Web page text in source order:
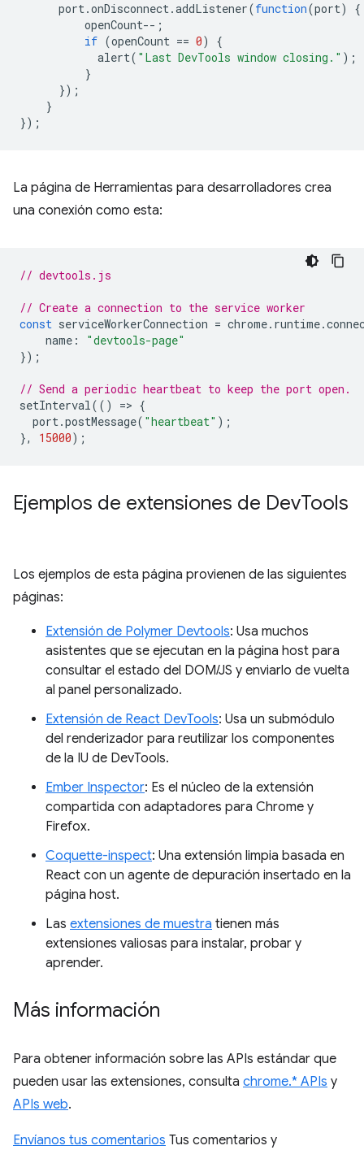
port.onDisconnect.addListener(function(port)
{
openCount-- ;
if (openCount == 0)
{
alert( "Last DevTools window closing." );
}
});
}
});
La página de Herramientas para desarrolladores crea
una conexión como esta:
// devtools.js
// Create a connection to the service worker
const serviceWorkerConnection = chrome. runtime.
name :
"devtools-page"
});
// Send a periodic heartbeat to keep the port open.
setInterval(() => {
port.postMessage( "heartbeat" );
},
15000);
Ejemplos de extensiones de DevTools
Los ejemplos de esta página provienen de las siguientes
páginas:
Extensión de Polymer Devtools: Usa muchos
asistentes que se ejecutan en la página host para
consultar el estado del DOM/JS y enviarlo de vuelta
al panel personalizado.
Extensión de React DevTools: Usa un submódulo
del renderizador para reutilizar los componentes
de la IU de DevTools.
Ember Inspector: Es el núcleo de la extensión
compartida con adaptadores para Chrome y
Firefox.
Coquette-inspect: Una extensión limpia basada en
React con un agente de depuración insertado en la
página host.
Las extensiones de muestra tienen más
extensiones valiosas para instalar, probar y
aprender.
Más información
Para obtener información sobre las APIs estándar que
pueden usar las extensiones, consulta chrome.* APIs y
APIs web.
Envíanos tus comentarios Tus comentarios y